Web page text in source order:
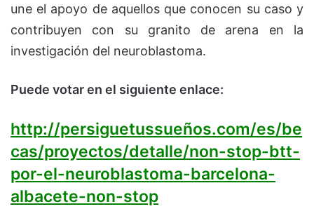
une el apoyo de aquellos que conocen su caso y
contribuyen con su granito de arena en la
investigación del neuroblastoma.
Puede votar en el siguiente enlace:
http://persiguetussueños.com/es/be
cas/proyectos/detalle/non-stop-btt-
por-el-neuroblastoma-barcelona-
albacete-non-stop